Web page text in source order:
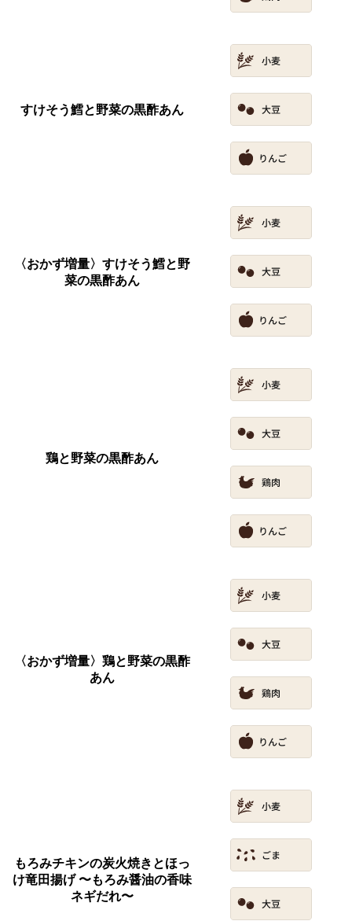
すけそう鱈と野菜の黒酢あん
〈おかず増量〉すけそう鱈と野
菜の黒酢あん
鶏と野菜の黒酢あん
〈おかず増量〉鶏と野菜の黒酢
あん
もろみチキンの炭火焼きとほっ
け竜田揚げ 〜もろみ醤油の香味
ネギだれ〜